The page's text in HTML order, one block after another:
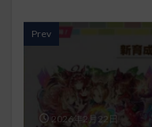
Prev
2026年2月22日